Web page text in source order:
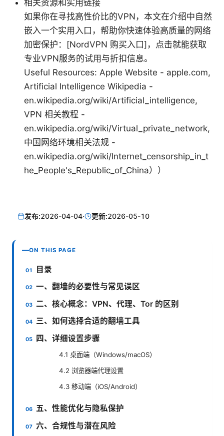
相关资源和实用链接
如果你在寻找高性价比的VPN，本文在介绍中自然
嵌入一个实用入口，帮助你快速体验高质量的网络
加密保护：[NordVPN 购买入口]，点击就能获取
专业VPN服务的试用与折扣信息。
Useful Resources: Apple Website - apple.com,
Artificial Intelligence Wikipedia -
en.wikipedia.org/wiki/Artificial_intelligence,
VPN 相关教程 -
en.wikipedia.org/wiki/Virtual_private_network,
中国网络环境相关法规 -
en.wikipedia.org/wiki/Internet_censorship_in_t
he_People's_Republic_of_China））
发布:2026-04-04· 更新:2026-05-10
ON THIS PAGE
目录
一、翻墙的必要性与常见误区
二、核心概念：VPN、代理、Tor 的区别
三、如何选择合适的翻墙工具
四、详细设置步骤
4.1 桌面端（Windows/macOS）
4.2 浏览器端代理设置
4.3 移动端（iOS/Android）
五、性能优化与隐私保护
六、合规性与潜在风险